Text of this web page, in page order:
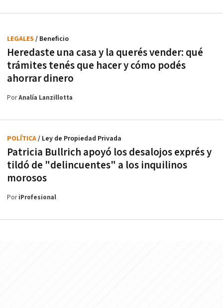
Heredaste una casa y la querés vender: qué
trámites tenés que hacer y cómo podés
ahorrar dinero
LEGALES / Beneficio
PorAnalía Lanzillotta
Patricia Bullrich apoyó los desalojos exprés y
tildó de "delincuentes" a los inquilinos
morosos
POLÍTICA/ Ley de Propiedad Privada
PoriProfesional